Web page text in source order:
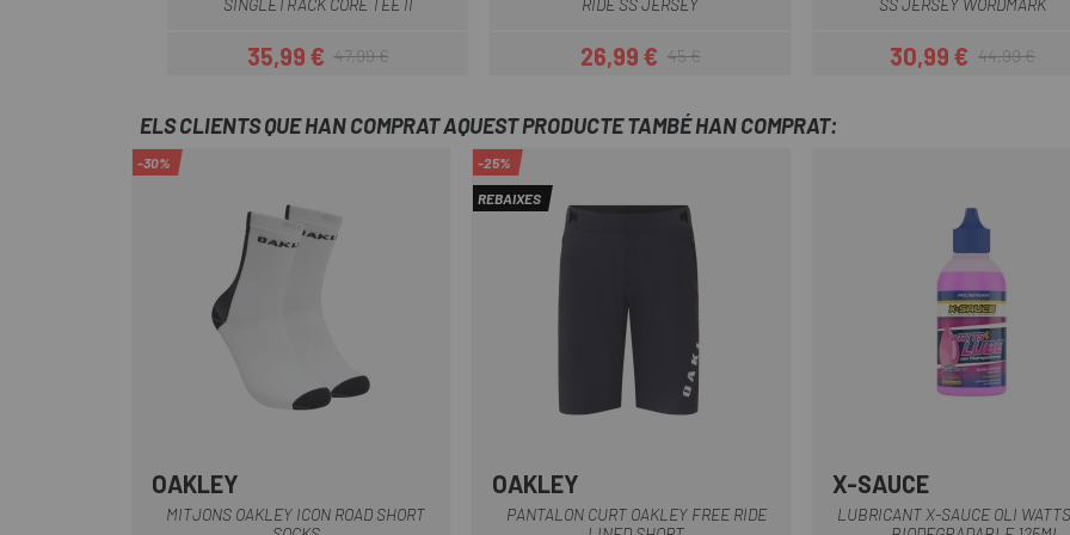
SINGLETRACK CORE TEE II
Preu
35,99 €Preu regular
47,99 €
RIDE SS JERSEY
Preu
26,99 €Preu regular
45 €
SS JERSEY WORDMARK
Preu
30,99 €Preu regular
44,99 €
ELS CLIENTS QUE HAN COMPRAT AQUEST PRODUCTE TAMBÉ HAN COMPRAT:
-30%
OAKLEY
MITJONS OAKLEY ICON ROAD SHORT
-25%
REBAIXES
OAKLEY
PANTALON CURT OAKLEY FREE RIDE
X-SAUCE
LUBRICANT X-SAUCE OLI